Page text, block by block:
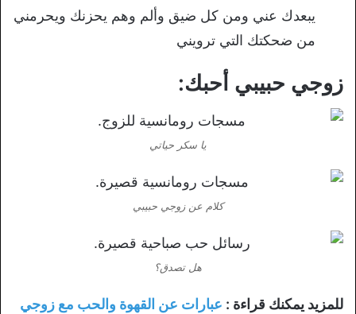
يبعدك عني ومن كل ضيق وألم وهم يحزنك ويحرمني
من ضحكتك التي ترويني
زوجي حبيبي أحبك:
يا سكر حياتي
كلام عن زوجي حبيبي
هل تصدق؟
للمزيد يمكنك قراءة : عبارات عن القهوة والحب مع زوجي